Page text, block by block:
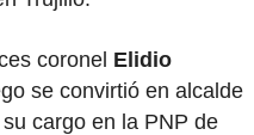
coronel Elidio
se convirtió en alcalde
cargo en la PNP de